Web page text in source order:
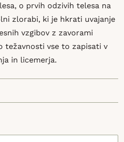
o prvih odzivih telesa na
zlorabi, ki je hkrati uvajanje
vzgibov z zavorami
težavnosti vse to zapisati v
in licemerja.